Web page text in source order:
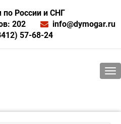
по России и СНГ
202
info@dymogar.ru
57-68-24